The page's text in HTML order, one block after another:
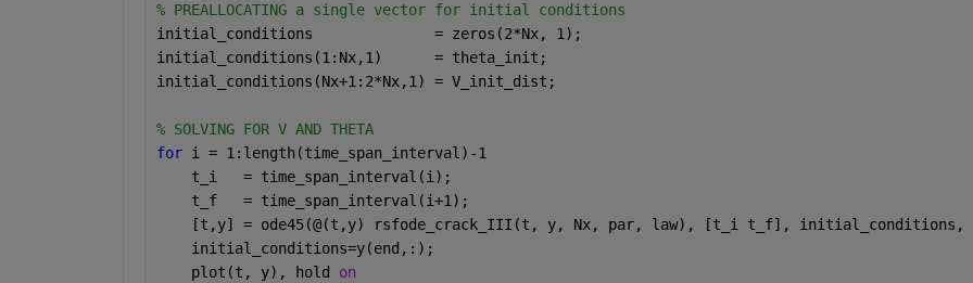
% PREALLOCATING a single vector for initial conditions
initial_conditions              = zeros(2*Nx, 1);
initial_conditions(1:Nx,1)      = theta_init;
initial_conditions(Nx+1:2*Nx,1) = V_init_dist;
% SOLVING FOR V AND THETA
for i = 1:length(time_span_interval)-1
    t_i   = time_span_interval(i);
    t_f   = time_span_interval(i+1);
[t,y] = ode45(@(t,y) rsfode_crack_III(t, y, Nx, par, law), [t_i t_f], initial_conditions,
    initial_conditions=y(end,:);
    plot(t, y), hold
on